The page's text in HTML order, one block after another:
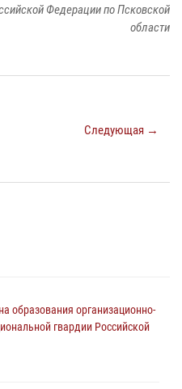
Федерации по Псковской
области
Следующая →
образования организационно-
гвардии Российской